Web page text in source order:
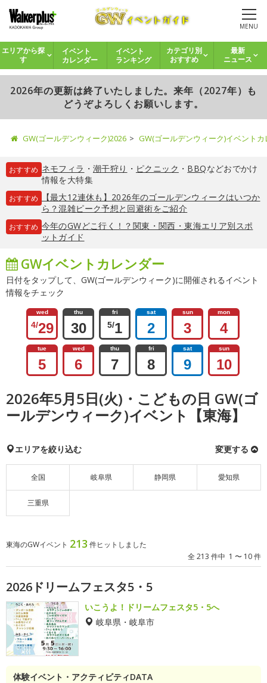
MENU
エリアから探
す
イベント
カレンダー
イベント
ランキング
カテゴリ別
おすすめ
最新
ニュース
2026年の更新は終了いたしました。来年（2027年）も
どうぞよろしくお願いします。
GW(ゴールデンウィーク)2026 GW(ゴールデンウィーク)イベント
おすすめ ネモフィラ ・ 潮干狩り ・ ピクニック ・ BBQなどおでかけ
情報を大特集
おすすめ
【最大12連休も】2026年のゴールデンウィークはいつか
ら？混雑ピーク予想と回避術をご紹介
おすすめ 今年のGWどこ行く！？関東・関西・東海エリア別スポ
ットガイド
GWイベントカレンダー
日付をタップして、GW(ゴールデンウィーク)に開催されるイベント
情報をチェック
wed
4/29
thu
30
fri
5/1
sat
2
sun
3
mon
4
tue
5
wed
6
thu
7
fri
8
sat
9
sun
10
2026年5月5日(火)・こどもの日 GW(ゴ
ールデンウィーク)イベント【東海】
エリアを絞り込む 変更する
全国 岐阜県 静岡県 愛知県
三重県
東海のGWイベント 213 件ヒットしました
全 213 件中 1 〜 10 件
2026ドリームフェスタ5・5
いこうよ！ドリームフェスタ5・5へ
岐阜県・岐阜市
体験イベント・アクティビティDATA